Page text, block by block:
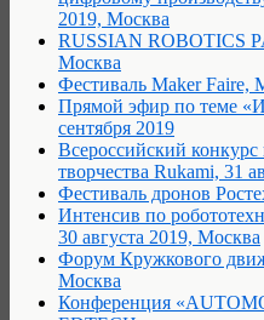
2019, Москва
RUSSIAN ROBOTICS
Москва
Фестиваль Maker Faire,
Прямой эфир по теме
сентября 2019
Всероссийский конкурс
творчества Rukami, 31
Фестиваль дронов
Интенсив по
30 августа 2019, Москва
Форум Кружкового
Москва
Конференция